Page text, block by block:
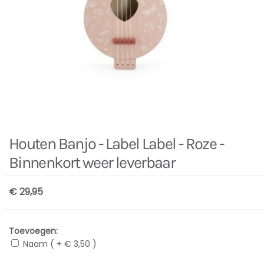
Houten Banjo - Label Label - Roze -
Binnenkort weer leverbaar
€ 29,95
Toevoegen:
Naam ( + € 3,50 )